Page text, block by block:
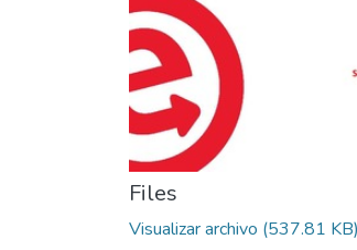
Files
Visualizar archivo (537.81 KB)